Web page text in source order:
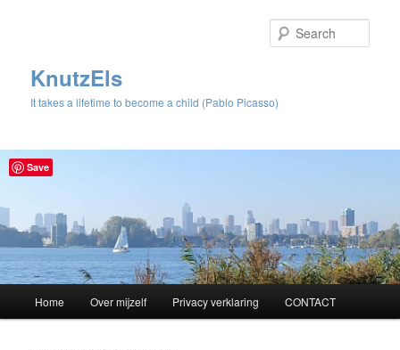
KnutzEls
It takes a lifetime to become a child (Pablo Picasso)
Skip
Skip
Home Over mijzelf Privacy verklaring CONTACT
Save